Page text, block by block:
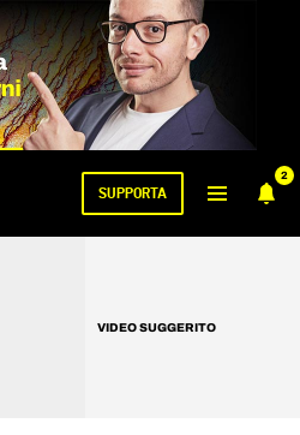
2
SUPPORTA
VIDEO SUGGERITO